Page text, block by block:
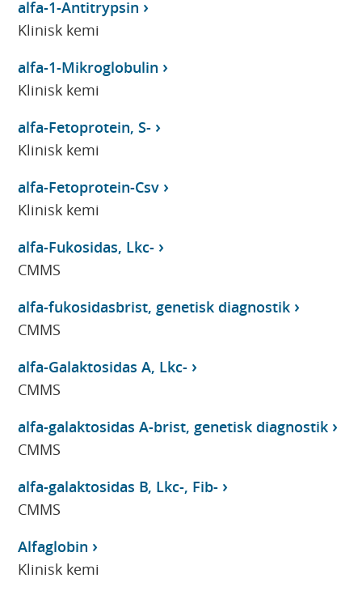
alfa-1-Antitrypsin
Klinisk kemi
alfa-1-Mikroglobulin
Klinisk kemi
alfa-Fetoprotein, S-
Klinisk kemi
alfa-Fetoprotein-Csv
Klinisk kemi
alfa-Fukosidas, Lkc-
CMMS
alfa-fukosidasbrist, genetisk diagnostik
CMMS
alfa-Galaktosidas A, Lkc-
CMMS
alfa-galaktosidas A-brist, genetisk diagnostik
CMMS
alfa-galaktosidas B, Lkc-, Fib-
CMMS
Alfaglobin
Klinisk kemi